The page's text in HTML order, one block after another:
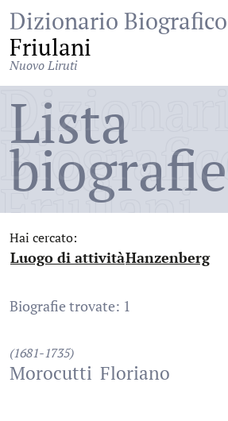
Dizionario Biografico
Friulani
Nuovo Liruti
Friulani
Lista
biografie
Hai cercato:
Luogo di attività
:Hanzenberg
Biografie trovate: 1
(1681-1735)
Morocutti Floriano